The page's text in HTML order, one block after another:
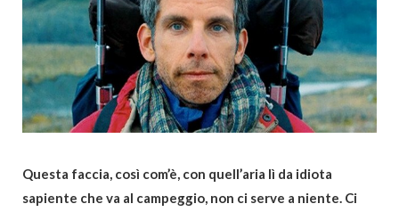
Questa faccia, così com’è, con quell’aria lì da idiota
sapiente che va al campeggio, non ci serve a niente. Ci